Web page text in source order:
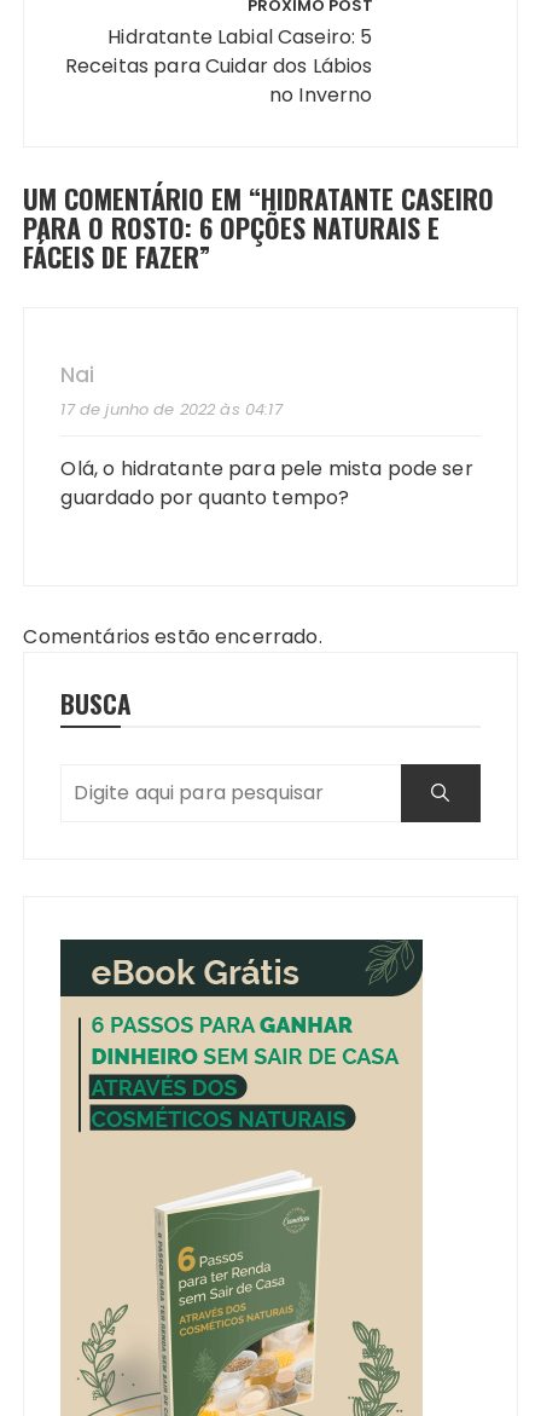
PRÓXIMO POST
Hidratante Labial Caseiro: 5
Receitas para Cuidar dos Lábios
no Inverno
UM COMENTÁRIO EM “HIDRATANTE CASEIRO
PARA O ROSTO: 6 OPÇÕES NATURAIS E
FÁCEIS DE FAZER”
Nai
17 de junho de 2022 às 04:17
Olá, o hidratante para pele mista pode ser
guardado por quanto tempo?
Comentários estão encerrado.
BUSCA